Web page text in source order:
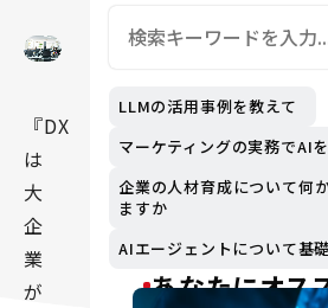
『DX
は
大
企
業
が
LLMの活用事例を教えて
マーケティングの実務でAI
企業の人材育成について何
ますか
AIエージェントについて基
あなたにオス